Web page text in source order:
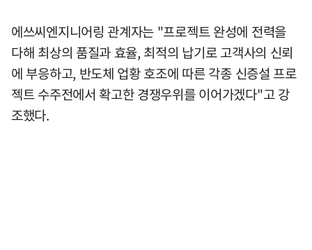
에쓰씨엔지니어링 관계자는 "프로젝트 완성에 전력을
다해 최상의 품질과 효율, 최적의 납기로 고객사의 신뢰
에 부응하고, 반도체 업황 호조에 따른 각종 신증설 프로
젝트 수주전에서 확고한 경쟁우위를 이어가겠다"고 강
조했다.